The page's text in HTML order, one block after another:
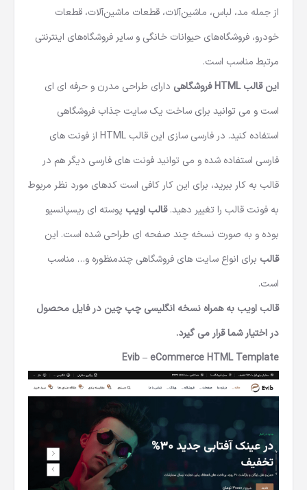
از جمله مد، لباس، ماشین‌آلات، قطعات ماشین‌آلات، قطعات
خودرو، فروشگاه‌های حیوانات خانگی و سایر فروشگاه‌های اینترنتی
مرتبط مناسب است.
این قالب HTML فروشگاهی
دارای طراحی مدرن و حرفه ای ای
است و می توانید برای ساخت یک سایت جذاب فروشگاهی
استفاده کنید. در فارسی سازی این قالب HTML
از فونت های
فارسی استفاده شده و می توانید فونت های فارسی دیگر هم در
قالب به کار ببرید، برای این کار کافی است کدهای مورد نظر مربوط
به فونت قالب را تغییر دهید.قالب اویب پوسته ای ریسپانسیو
بوده و به صورت نسخه چند صفحه ای طراحی شده است. این
قالب برای انواع سایت های فروشگاهی چندمنظوره و… مناسب
است.
قالب اویب به همراه نسخه انگلیسی چپ چین در فایل محصول
در اختیار شما قرار می گیرد.
Evib – eCommerce HTML Template